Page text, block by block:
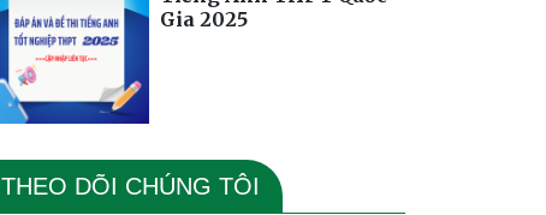
Gia 2025
THEO DÕI CHÚNG TÔI